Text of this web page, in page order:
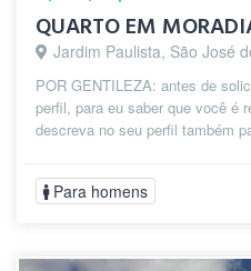
QUARTO EM
Jardim Paulista, São José
POR GENTILEZA: antes de
perfil, para eu saber que você é
descreva no seu perfil também
Para homens